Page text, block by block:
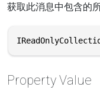
获取此消息中包含的
Property Value